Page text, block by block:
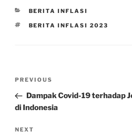
CATEGORIES
BERITA INFLASI
TAGS
BERITA INFLASI 2023
Previous
Post
PREVIOUS
Dampak Covid-19 terhadap
di Indonesia
Next
NEXT